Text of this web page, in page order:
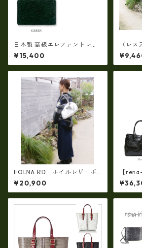
日本製 高級エレファントレザ
ー × 姫路レザー ラウンドファ
スナーコインケース 小銭入れ
本革(5177)
¥15,400
（レス
（日本
ンク
ー
FOLNA RD ホイルレザーボ
ストンバッグ S-SIZE SILVER
fo- 083338
¥20,900
【
【日本
コ 軽量
バッ